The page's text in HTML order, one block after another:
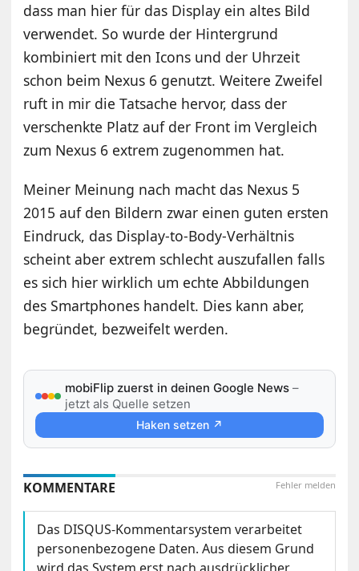
dass man hier für das Display ein altes Bild
verwendet. So wurde der Hintergrund
kombiniert mit den Icons und der Uhrzeit
schon beim Nexus 6 genutzt. Weitere Zweifel
ruft in mir die Tatsache hervor, dass der
verschenkte Platz auf der Front im Vergleich
zum Nexus 6 extrem zugenommen hat.
Meiner Meinung nach macht das Nexus 5
2015 auf den Bildern zwar einen guten ersten
Eindruck, das Display-to-Body-Verhältnis
scheint aber extrem schlecht auszufallen falls
es sich hier wirklich um echte Abbildungen
des Smartphones handelt. Dies kann aber,
begründet, bezweifelt werden.
mobiFlip zuerst in deinen Google News –
jetzt als Quelle setzen
Haken setzen ↗
Fehler melden
KOMMENTARE
Das DISQUS-Kommentarsystem verarbeitet
personenbezogene Daten. Aus diesem Grund